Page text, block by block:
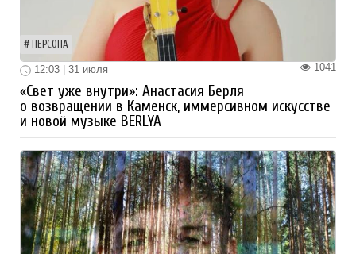
ПЕРСОНА
1041
12:03 | 31 июля
«Свет уже внутри»: Анастасия Берля
о возвращении в Каменск, иммерсивном искусстве
и новой музыке BERLYA